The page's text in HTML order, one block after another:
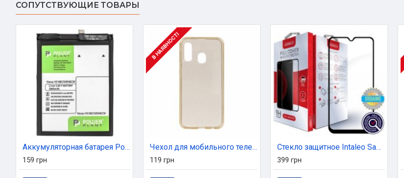
СОПУТСТВУЮЩИЕ ТОВАРЫ
Аккумуляторная батарея PowerPlant Huawei Honor V9 (HB376994ECW) 3900mAh (SM150182)
159 грн
В НАЯВНОСТІ
Чехол для мобильного телефона Armorstandart Air Spark для Samsung Galaxy A40 2019 (A405) Gold (ARM54901)
119 грн
Стекло защитное Intaleo Samsung A30/A50/A30s/M20/M30/M30s (1283126497643)
399 грн